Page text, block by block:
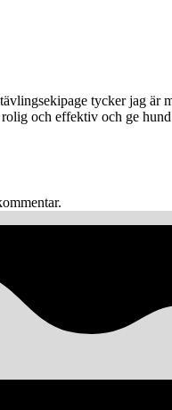
tycker jag är
och effektiv och ge